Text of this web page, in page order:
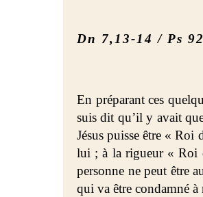
Dn 7,13-14 / Ps
En préparant ces
suis dit qu’il y avait
Jésus puisse être « Roi
lui ; à la rigueur « Roi
personne ne peut être
qui va être condamné